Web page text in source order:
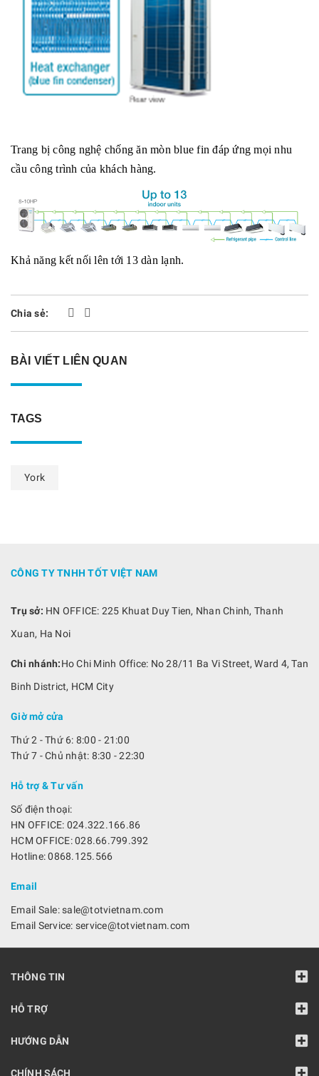
Trang bị công nghệ chống ăn mòn blue fin đáp ứng mọi nhu
cầu công trình của khách hàng.
Khả năng kết nối lên tới 13 dàn lạnh.
Chia sẻ:
BÀI VIẾT LIÊN QUAN
TAGS
York
CÔNG TY TNHH TỐT VIỆT NAM
Trụ sở: HN OFFICE: 225 Khuat Duy Tien, Nhan Chinh, Thanh
Xuan, Ha Noi
Chi nhánh:Ho Chi Minh Office: No 28/11 Ba Vi Street, Ward 4, Tan
Binh District, HCM City
Giờ mở cửa
Thứ 2 - Thứ 6: 8:00 - 21:00
Thứ 7 - Chủ nhật: 8:30 - 22:30
Hỗ trợ & Tư vấn
Số điện thoại:
HN OFFICE: 024.322.166.86
HCM OFFICE: 028.66.799.392
Hotline: 0868.125.566
Email
Email Sale: sale@totvietnam.com
Email Service: service@totvietnam.com
THÔNG TIN
HỖ TRỢ
HƯỚNG DẪN
CHÍNH SÁCH